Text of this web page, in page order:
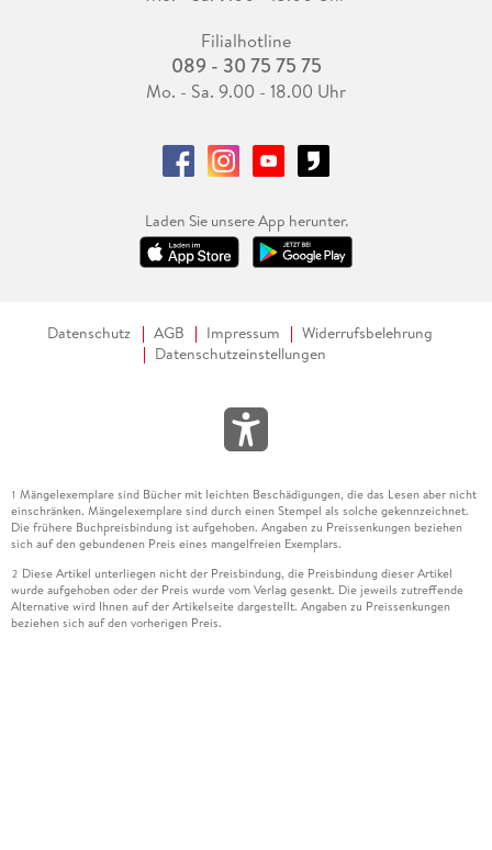
Filialhotline
089 - 30 75 75 75
Mo. - Sa. 9.00 - 18.00 Uhr
Laden Sie unsere App herunter.
Datenschutz AGB Impressum
Widerrufsbelehrung
Datenschutzeinstellungen
1 Mängelexemplare sind Bücher mit leichten Beschädigungen, die das Lesen aber nicht
einschränken. Mängelexemplare sind durch einen Stempel als solche gekennzeichnet.
Die frühere Buchpreisbindung ist aufgehoben. Angaben zu Preissenkungen beziehen
sich auf den gebundenen Preis eines mangelfreien Exemplars.
2 Diese Artikel unterliegen nicht der Preisbindung, die Preisbindung dieser Artikel
wurde aufgehoben oder der Preis wurde vom Verlag gesenkt. Die jeweils zutreffende
Alternative wird Ihnen auf der Artikelseite dargestellt. Angaben zu Preissenkungen
beziehen sich auf den vorherigen Preis.